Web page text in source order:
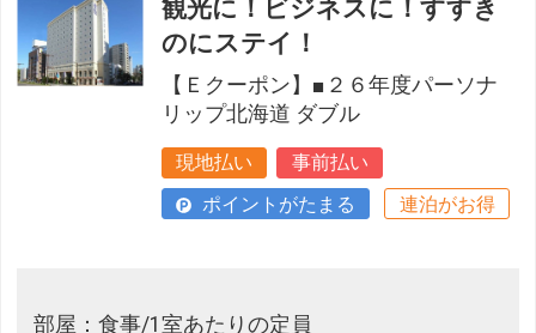
観光に！ビジネスに！すすき
のにステイ！
【Ｅクーポン】■２６年度パーソナ
リップ北海道 ダブル
現地払い
事前払い
ポイントがたまる
連泊がお得
部屋：食事/1室あたりの定員